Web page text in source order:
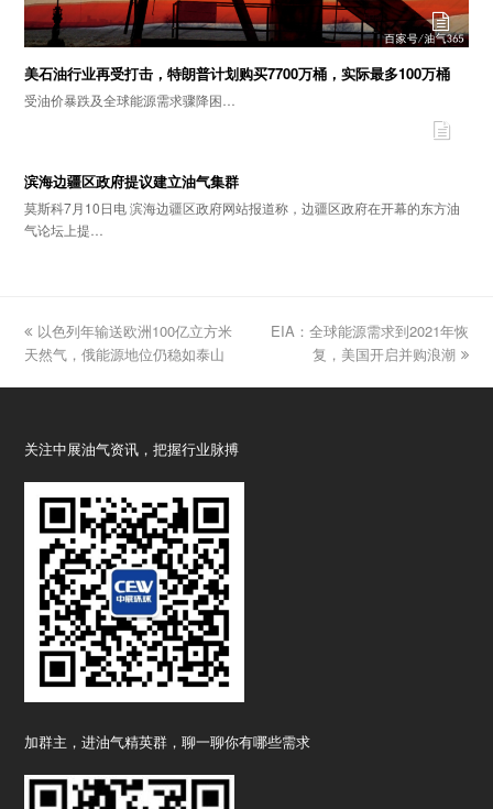
美石油行业再受打击，特朗普计划购买7700万桶，实际最多100万桶
受油价暴跌及全球能源需求骤降困…
滨海边疆区政府提议建立油气集群
莫斯科7月10日电 滨海边疆区政府网站报道称，边疆区政府在开幕的东方油
气论坛上提…
previous
post:
以色列年输送欧洲100亿立方米
天然气，俄能源地位仍稳如泰山
next
EIA：全球能源需求到2021年恢
复，美国开启并购浪潮
关注中展油气资讯，把握行业脉搏
加群主，进油气精英群，聊一聊你有哪些需求